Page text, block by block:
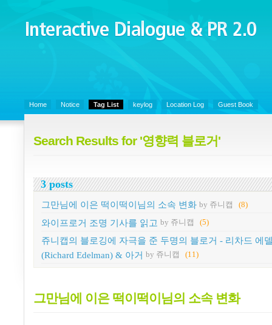
Interactive Dialogue &
PR 2.0
Home Notice Tag List keylog Location Log Guest Book
Search Results for '영향력 블로거'
3 posts
그만님에 이은 떡이떡이님의 소속 변화 by 쥬니캡 (8)
와이프로거 조명 기사를 읽고 by 쥬니캡 (5)
쥬니캡의 블로깅에 자극을 준 두명의 블로거 - 리차드 에
(Richard Edelman) & 아거 by 쥬니캡 (11)
그만님에 이은 떡이떡이님의 소속 변화